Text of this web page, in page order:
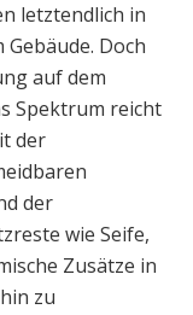
letztendlich in
Doch
auf dem
Spektrum reicht
der
der
wie Seife,
Zusätze in
zu